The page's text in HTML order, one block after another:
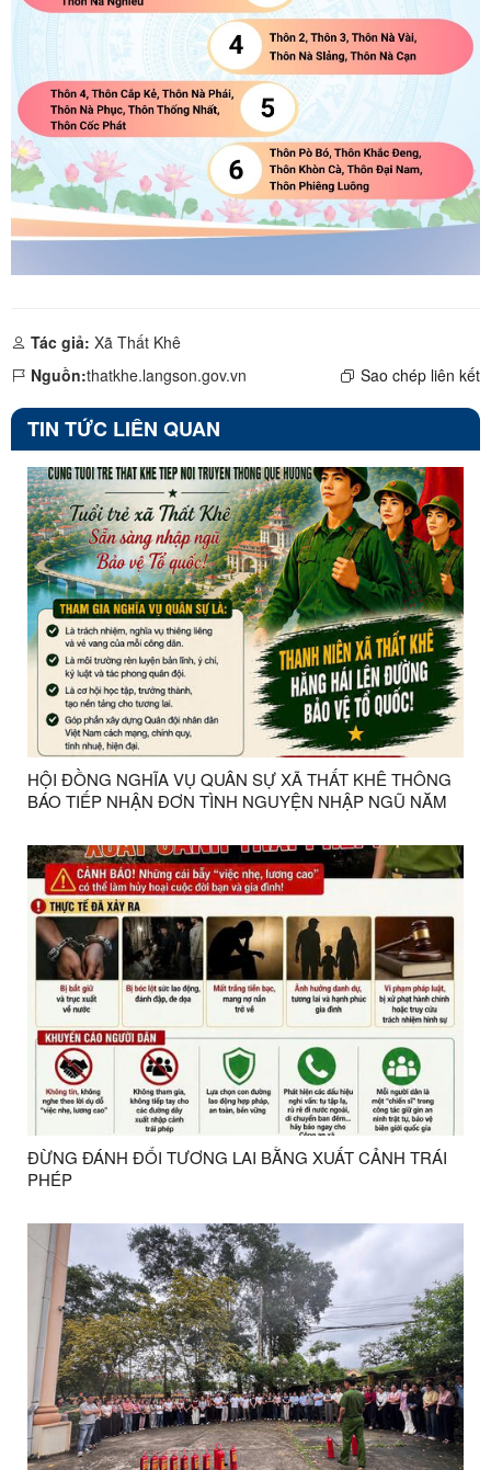
Tác giả: Xã Thất Khê
Nguồn:thatkhe.langson.gov.vn Sao chép liên kết
TIN TỨC LIÊN QUAN
HỘI ĐỒNG NGHĨA VỤ QUÂN SỰ XÃ THẤT KHÊ THÔNG
BÁO TIẾP NHẬN ĐƠN TÌNH NGUYỆN NHẬP NGŨ NĂM
ĐỪNG ĐÁNH ĐỔI TƯƠNG LAI BẰNG XUẤT CẢNH TRÁI
PHÉP